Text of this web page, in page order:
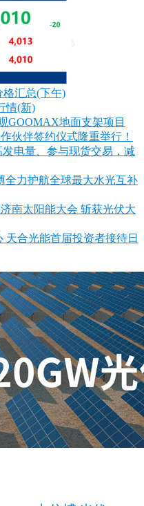
格汇总(下午)
情(新)
GOOMAX地面支架项目
伙伴签约仪式隆重举行！
电量、参与现货交易，减
全力护航全球最大水光互补
南太阳能大会 斩获光伏大
天合光能首届投资者接待日